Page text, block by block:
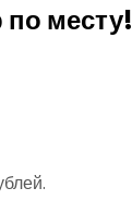
по месту!